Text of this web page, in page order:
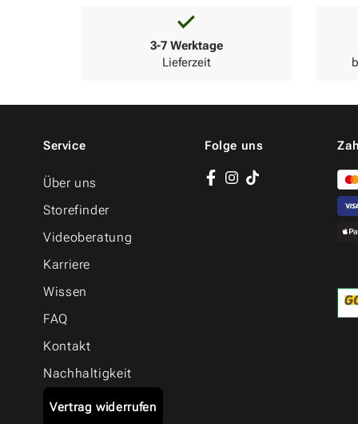
3-7 Werktage
Lieferzeit
Service
Über uns
Storefinder
Videoberatung
Karriere
Wissen
FAQ
Kontakt
Nachhaltigkeit
Vertrag widerrufen
Folge uns
Facebook
Instagram
TikTok